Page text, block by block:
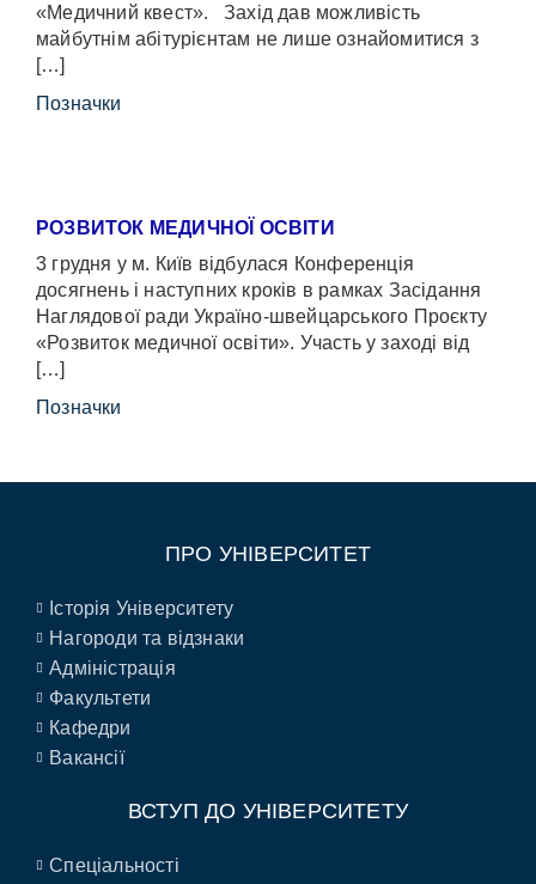
«Медичний квест». Захід дав можливість
майбутнім абітурієнтам не лише ознайомитися з
[…]
Позначки
РОЗВИТОК МЕДИЧНОЇ ОСВІТИ
3 грудня у м. Київ відбулася Конференція
досягнень і наступних кроків в рамках Засідання
Наглядової ради Україно-швейцарського Проєкту
«Розвиток медичної освіти». Участь у заході від
[…]
Позначки
ПРО УНІВЕРСИТЕТ
Історія Університету
Нагороди та відзнаки
Адміністрація
Факультети
Кафедри
Вакансії
ВСТУП ДО УНІВЕРСИТЕТУ
Спеціальності